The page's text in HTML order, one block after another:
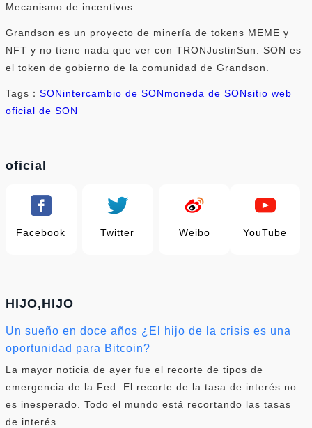
Mecanismo de incentivos:
Grandson es un proyecto de minería de tokens MEME y
NFT y no tiene nada que ver con TRONJustinSun. SON es
el token de gobierno de la comunidad de Grandson.
Tags： SONintercambio de SONmoneda de SONsitio web
oficial de SON
oficial
Facebook Twitter Weibo YouTube
HIJO,HIJO
Un sueño en doce años ¿El hijo de la crisis es una
oportunidad para Bitcoin?
La mayor noticia de ayer fue el recorte de tipos de
emergencia de la Fed. El recorte de la tasa de interés no
es inesperado. Todo el mundo está recortando las tasas
de interés.